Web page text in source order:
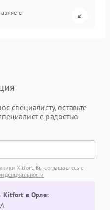
специалисту, оставьте
с радостью
Kitfort, Вы соглашаетесь с
Kitfort в Орле: